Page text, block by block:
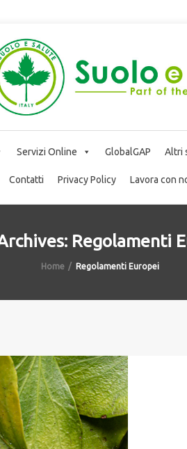
Servizi Online GlobalGAP Altri
Contatti Privacy Policy Lavora con
Regolamenti
Home Regolamenti Europei